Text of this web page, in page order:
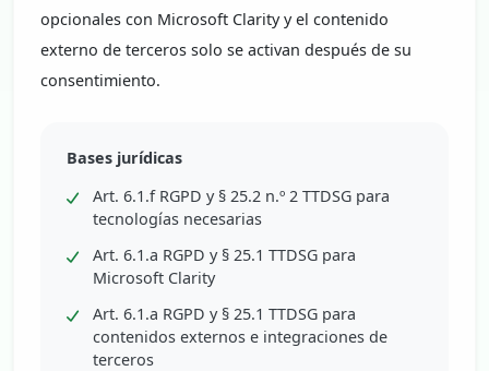
opcionales con Microsoft Clarity y el contenido
externo de terceros solo se activan después de su
consentimiento.
Bases jurídicas
Art. 6.1.f RGPD y § 25.2 n.º 2 TTDSG para
tecnologías necesarias
Art. 6.1.a RGPD y § 25.1 TTDSG para
Microsoft Clarity
Art. 6.1.a RGPD y § 25.1 TTDSG para
contenidos externos e integraciones de
terceros